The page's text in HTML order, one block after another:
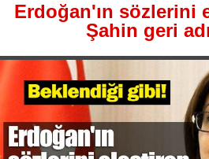
Erdoğan'ın sözlerini
Şahin geri